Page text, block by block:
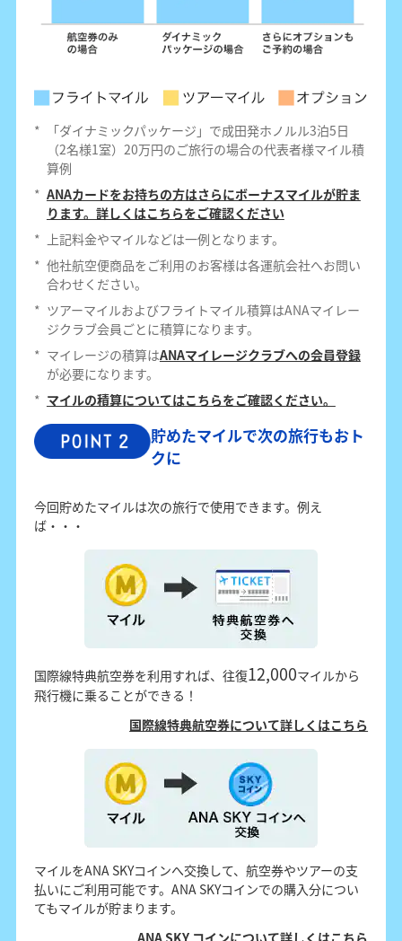
*
「ダイナミックパッケージ」で成田発ホノルル3泊5日
（2名様1室）20万円のご旅行の場合の代表者様マイル積
算例
* ANAカードをお持ちの方はさらにボーナスマイルが貯ま
ります。詳しくはこちらをご確認ください
*
上記料金やマイルなどは一例となります。
* 他社航空便商品をご利用のお客様は各運航会社へお問い
合わせください。
* ツアーマイルおよびフライトマイル積算はANAマイレー
ジクラブ会員ごとに積算になります。
* マイレージの積算はANAマイレージクラブへの会員登録
が必要になります。
* マイルの積算についてはこちらをご確認ください。
貯めたマイルで次の旅行もおト
クに
今回貯めたマイルは次の旅行で使用できます。例え
ば・・・
国際線特典航空券を利用すれば、往復12,000マイルから
飛行機に乗ることができる！
国際線特典航空券について詳しくはこちら
マイルをANA SKYコインへ交換して、航空券やツアーの支
払いにご利用可能です。ANA SKYコインでの購入分につい
てもマイルが貯まります。
ANA SKY コインについて詳しくはこちら